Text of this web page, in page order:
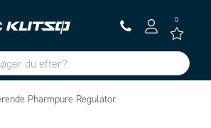
0
Pharmpure Regulator